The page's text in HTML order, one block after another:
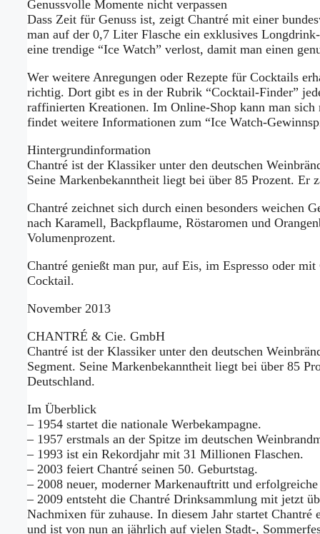
Genussvolle Momente nicht verpassen
Dass Zeit für Genuss ist, zeigt Chantré mit einer
man auf der 0,7 Liter Flasche ein exklusives
eine trendige “Ice Watch” verlost, damit man einen
Wer weitere Anregungen oder Rezepte für Cocktails
richtig. Dort gibt es in der Rubrik “Cocktail-Finder”
raffinierten Kreationen. Im Online-Shop kann man
findet weitere Informationen zum “Ice Watch-
Hintergrundinformation
Chantré ist der Klassiker unter den deutschen
Seine Markenbekanntheit liegt bei über 85 Prozent. Er
Chantré zeichnet sich durch einen besonders weichen
nach Karamell, Backpflaume, Röstaromen und
Volumenprozent.
Chantré genießt man pur, auf Eis, im Espresso oder
Cocktail.
November 2013
CHANTRÉ & Cie. GmbH
Chantré ist der Klassiker unter den deutschen
Segment. Seine Markenbekanntheit liegt bei über 85
Deutschland.
Im Überblick
– 1954 startet die nationale Werbekampagne.
– 1957 erstmals an der Spitze im deutschen
– 1993 ist ein Rekordjahr mit 31 Millionen Flaschen.
– 2003 feiert Chantré seinen 50. Geburtstag.
– 2008 neuer, moderner Markenauftritt und
– 2009 entsteht die Chantré Drinksammlung mit jetzt
Nachmixen für zuhause. In diesem Jahr startet
und ist von nun an jährlich auf vielen Stadt-,